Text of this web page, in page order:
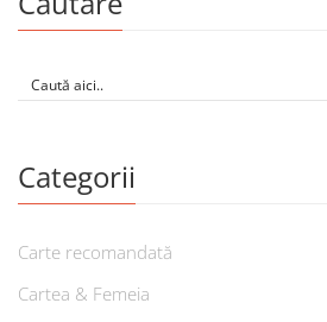
Categorii
Carte recomandată
Cartea & Femeia